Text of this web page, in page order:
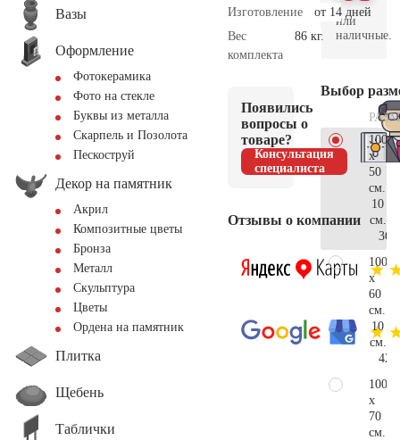
Вазы
Оформление
Фотокерамика
Фото на стекле
Буквы из металла
Скарпель и Позолота
Пескоструй
Декор на памятник
Акрил
Композитные цветы
Бронза
Металл
Скульптура
Цветы
Ордена на памятник
Плитка
Щебень
Таблички
Изготовление
от 14 дней
Вес
комплекта
86 кг.
Появились
вопросы о
товаре?
Консультация
специалиста
Отзывы о компании
или
наличные.
Выбор
100
x
50
см.
10
см.
100
x
60
см.
10
см.
100
x
70
см.